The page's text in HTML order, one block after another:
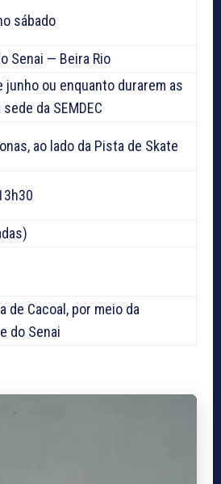
sábado
Senai — Beira Rio
junho ou enquanto durarem as
da SEMDEC
ao lado da Pista de Skate
de Cacoal, por meio da
do Senai